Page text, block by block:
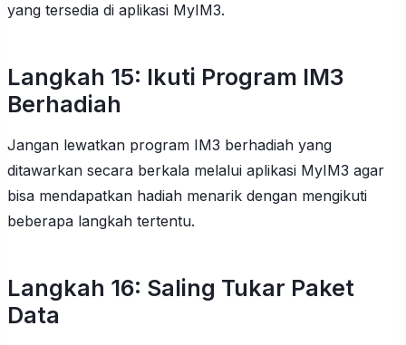
yang tersedia di aplikasi MyIM3.
Langkah 15: Ikuti Program IM3
Berhadiah
Jangan lewatkan program IM3 berhadiah yang
ditawarkan secara berkala melalui aplikasi MyIM3 agar
bisa mendapatkan hadiah menarik dengan mengikuti
beberapa langkah tertentu.
Langkah 16: Saling Tukar Paket
Data